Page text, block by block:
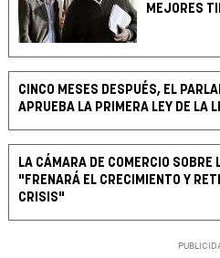
MEJORES
CINCO MESES DESPUÉS, EL
APRUEBA LA PRIMERA LEY DE LA
LA CÁMARA DE COMERCIO SOBRE
"FRENARÁ EL CRECIMIENTO Y
CRISIS"